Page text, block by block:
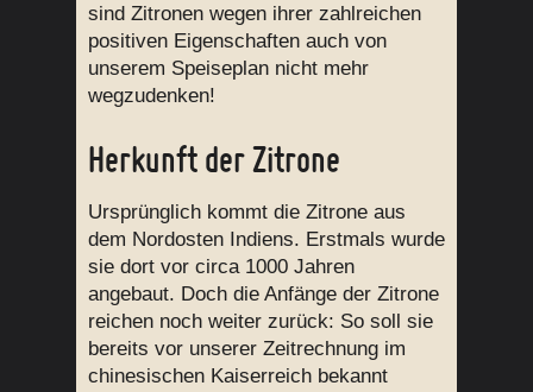
sind Zitronen wegen ihrer zahlreichen
positiven Eigenschaften auch von
unserem Speiseplan nicht mehr
wegzudenken!
Herkunft der Zitrone
Ursprünglich kommt die Zitrone aus
dem Nordosten Indiens. Erstmals wurde
sie dort vor circa 1000 Jahren
angebaut. Doch die Anfänge der Zitrone
reichen noch weiter zurück: So soll sie
bereits vor unserer Zeitrechnung im
chinesischen Kaiserreich bekannt